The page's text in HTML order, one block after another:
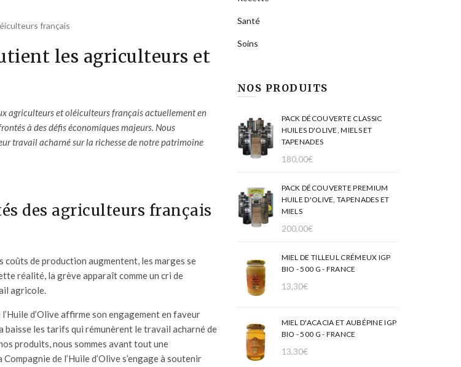
français
les agriculteurs et
agriculteurs et oléiculteurs français actuellement en
à des défis économiques majeurs. Nous
travail acharné sur la richesse de notre patrimoine
des agriculteurs français
coûts de production augmentent, les marges se
réalité, la grève apparaît comme un cri de
agricole.
d’Oliveaffirme son engagement en faveur
baisse les tarifs qui rémunèrent le travail acharné de
produits, nous sommes avant tout une
Compagnie de l’Huile d’Olives’engage à soutenir
Santé
Soins
NOS PRODUITS
PACK DÉCOUVERTE CLASSIC
HUILES D'OLIVE, MIELS ET
TAPENADES
180,00€
PACK DÉCOUVERTE PREMIUM
HUILE D'OLIVE, TAPENADES ET
MIELS
200,00€
MIEL DE TILLEUL CRÉMEUX IGP
BIO - 500 G - FRANCE
13,30€
MIEL D'ACACIA ET AUBÉPINE IGP
BIO - 500 G - FRANCE
13,30€